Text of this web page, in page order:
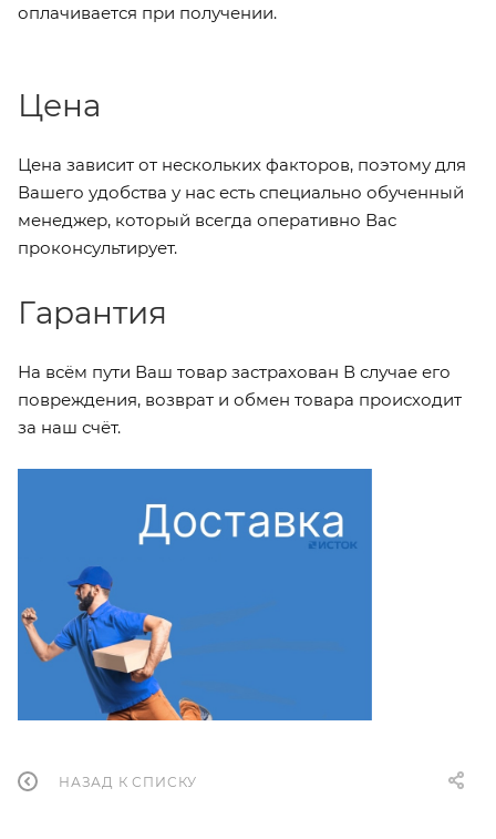
оплачивается при получении.
Цена
Цена зависит от нескольких факторов, поэтому для
Вашего удобства у нас есть специально обученный
менеджер, который всегда оперативно Вас
проконсультирует.
Гарантия
На всём пути Ваш товар застрахован В случае его
повреждения, возврат и обмен товара происходит
за наш счёт.
НАЗАД К СПИСКУ